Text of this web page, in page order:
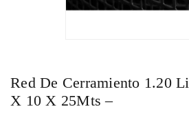
Red De Cerramiento 1.20
X 10 X 25Mts –